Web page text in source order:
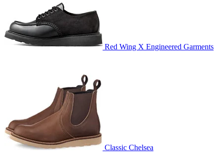
Red Wing X Engineered Garments
Classic Chelsea